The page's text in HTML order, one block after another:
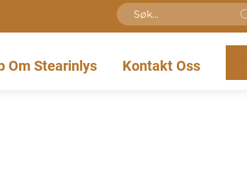
Om Stearinlys Kontakt Oss